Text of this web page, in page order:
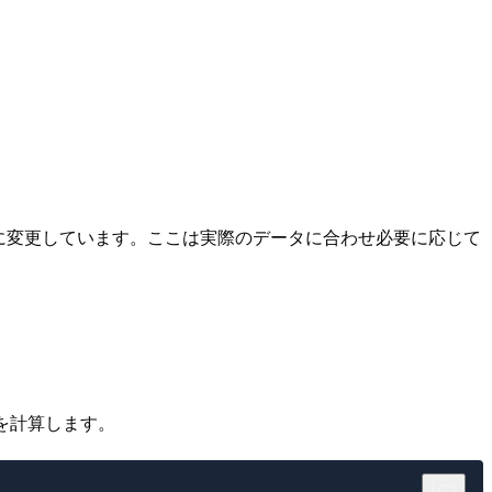
更しています。ここは実際のデータに合わせ必要に応じて
算します。